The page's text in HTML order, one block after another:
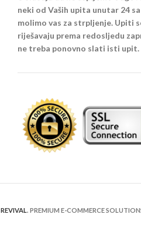
neki od Vaših upita unutar 24
molimo vas za strpljenje. Upiti
riješavaju prema redosljedu
ne treba ponovno slati isti upit.
REVIVAL. PREMIUM E-COMMERCE